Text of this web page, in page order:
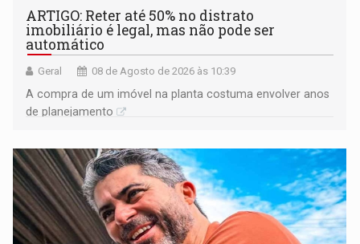
ARTIGO: Reter até 50% no distrato
imobiliário é legal, mas não pode ser
automático
Geral 08 de Agosto de 2026 às 10:39
A compra de um imóvel na planta costuma envolver anos
de planejamento